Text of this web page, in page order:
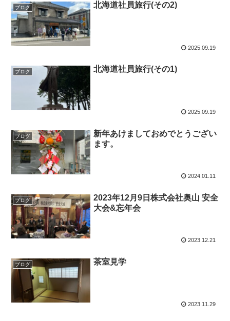
ブログ 北海道社員旅行(その2)
2025.09.19
ブログ 北海道社員旅行(その1)
2025.09.19
ブログ
新年あけましておめでとうござい
ます。
2024.01.11
ブログ
2023年12月9日株式会社奥山 安全
大会&忘年会
2023.12.21
ブログ 茶室見学
2023.11.29